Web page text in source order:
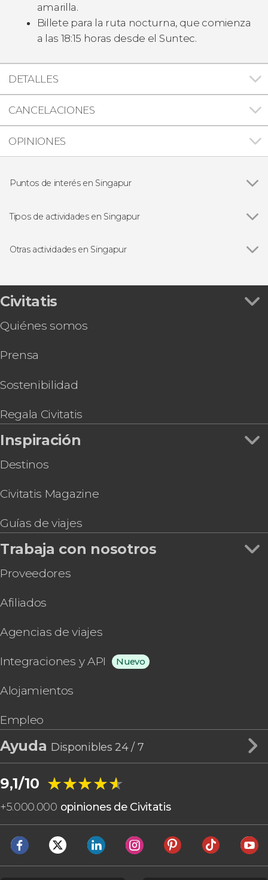
amarilla.
Billete para la ruta nocturna, que comienza
a las 18:15 horas desde el Suntec.
DETALLES
CANCELACIONES
OPINIONES
Puntos de interés en Singapur
Tipos de actividades en Singapur
Autobús turístico
Otras actividades en Singapur
Entrada al mirador de Marina Bay Sands
Free tour por Singapur
Free tour por Chinatown
Singapur
Fireworks Symphony
Free tour por el barrio musulmán de Singapur
Entrada al Museo de Arte y Ciencia de Singapur
Civitatis
Quiénes somos
Prensa
Sostenibilidad
Regala Civitatis
Inspiración
Destinos
Civitatis Magazine
Guías de viajes
Trabaja con nosotros
Proveedores
Afiliados
Agencias de viajes
Integraciones y API Nuevo
Alojamientos
Empleo
Ayuda Disponibles 24 / 7
9,1/10 ★★★★★
★★★★★
+5.000.000 opiniones de Civitatis